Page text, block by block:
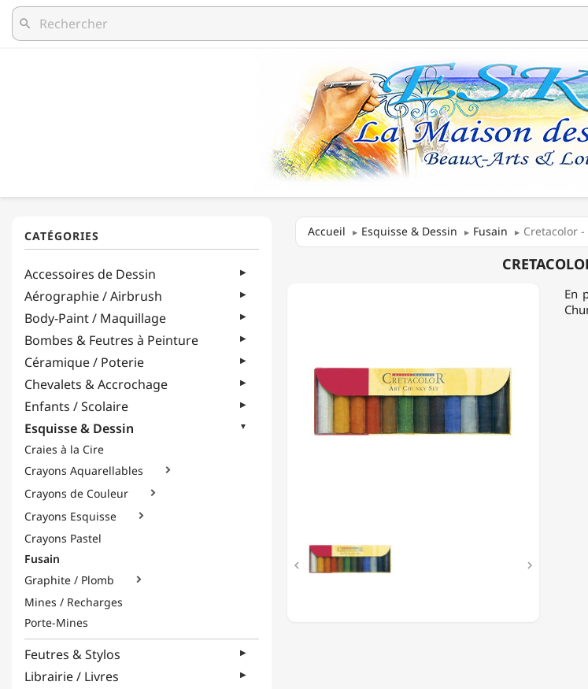
search
Accessoires de Dessin
Aérographie / Airbrush
Body-Paint / Maquillage
Bombes & Feutres à Peinture
Céramique / Poterie
Chevalets & Accrochage
Enfants / Scolaire
Esquisse & Dessin
Craies à la Cire
Crayons Aquarellables

Crayons de Couleur 
Crayons Esquisse 
Crayons Pastel
Fusain
Graphite / Plomb

Mines / Recharges
Porte-Mines
Feutres & Stylos
Librairie / Livres
Accueil Esquisse & Dessin Fusain Cretacolor
 
En